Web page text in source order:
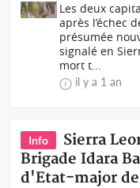
Les deux
après l’échec
présumée
signalé en
mort t...
il y a 1 an
Info
Sierra
Brigade Idara
d'Etat-major